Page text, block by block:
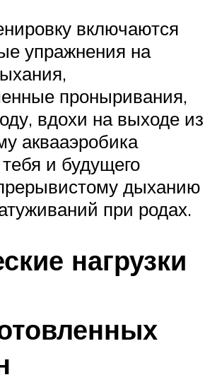
включаются
упражнения на
проныривания,
вдохи на выходе из
аквааэробика
тебя и будущего
дыханию
при родах.
нагрузки